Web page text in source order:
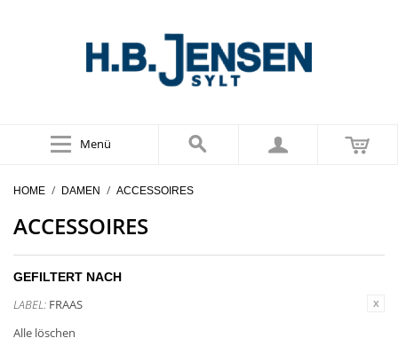
Menü
HOME / DAMEN / ACCESSOIRES
ACCESSOIRES
GEFILTERT NACH
LABEL: FRAAS
Alle löschen